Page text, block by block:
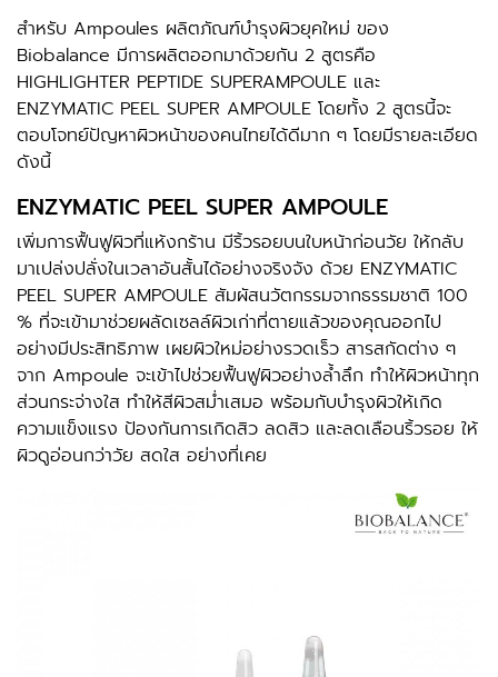
สำหรับ Ampoules ผลิตภัณฑ์บำรุงผิวยุคใหม่ ของ
Biobalance มีการผลิตออกมาด้วยกัน 2 สูตรคือ
HIGHLIGHTER PEPTIDE SUPERAMPOULE และ
ENZYMATIC PEEL SUPER AMPOULE โดยทั้ง 2 สูตรนี้จะ
ตอบโจทย์ปัญหาผิวหน้าของคนไทยได้ดีมาก ๆ โดยมีรายละเอียด
ดังนี้
ENZYMATIC PEEL SUPER AMPOULE
เพิ่มการฟื้นฟูผิวที่แห้งกร้าน มีริ้วรอยบนใบหน้าก่อนวัย ให้กลับ
มาเปล่งปลั่งในเวลาอันสั้นได้อย่างจริงจัง ด้วย ENZYMATIC
PEEL SUPER AMPOULE สัมผัสนวัตกรรมจากธรรมชาติ 100
% ที่จะเข้ามาช่วยผลัดเซลล์ผิวเก่าที่ตายแล้วของคุณออกไป
อย่างมีประสิทธิภาพ เผยผิวใหม่อย่างรวดเร็ว สารสกัดต่าง ๆ
จาก Ampoule จะเข้าไปช่วยฟื้นฟูผิวอย่างล้ำลึก ทำให้ผิวหน้าทุก
ส่วนกระจ่างใส ทำให้สีผิวสม่ำเสมอ พร้อมกับบำรุงผิวให้เกิด
ความแข็งแรง ป้องกันการเกิดสิว ลดสิว และลดเลือนริ้วรอย ให้
ผิวดูอ่อนกว่าวัย สดใส อย่างที่เคย